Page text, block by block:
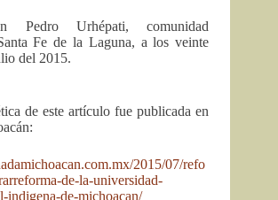
Pedro Urhépati, comunidad
Fe de la Laguna, a los veinte
del 2015.
de este artículo fue publicada en
2015/07/refo
de-la-universidad-
indigena-de-michoacan/